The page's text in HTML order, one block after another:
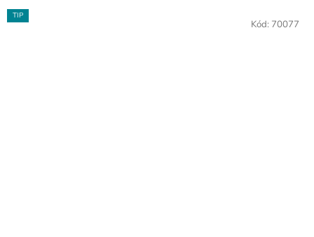
TIP
Kód: 70077